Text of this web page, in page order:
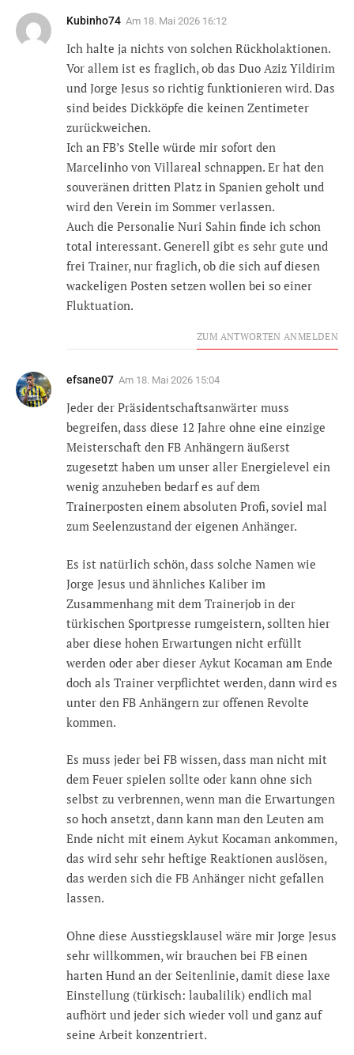
Kubinho74 Am 18. Mai 2026 16:12
Ich halte ja nichts von solchen Rückholaktionen.
Vor allem ist es fraglich, ob das Duo Aziz Yildirim
und Jorge Jesus so richtig funktionieren wird. Das
sind beides Dickköpfe die keinen Zentimeter
zurückweichen.
Ich an FB’s Stelle würde mir sofort den
Marcelinho von Villareal schnappen. Er hat den
souveränen dritten Platz in Spanien geholt und
wird den Verein im Sommer verlassen.
Auch die Personalie Nuri Sahin finde ich schon
total interessant. Generell gibt es sehr gute und
frei Trainer, nur fraglich, ob die sich auf diesen
wackeligen Posten setzen wollen bei so einer
Fluktuation.
ZUM ANTWORTEN ANMELDEN
efsane07 Am 18. Mai 2026 15:04
Jeder der Präsidentschaftsanwärter muss
begreifen, dass diese 12 Jahre ohne eine einzige
Meisterschaft den FB Anhängern äußerst
zugesetzt haben um unser aller Energielevel ein
wenig anzuheben bedarf es auf dem
Trainerposten einem absoluten Profi, soviel mal
zum Seelenzustand der eigenen Anhänger.
Es ist natürlich schön, dass solche Namen wie
Jorge Jesus und ähnliches Kaliber im
Zusammenhang mit dem Trainerjob in der
türkischen Sportpresse rumgeistern, sollten hier
aber diese hohen Erwartungen nicht erfüllt
werden oder aber dieser Aykut Kocaman am Ende
doch als Trainer verpflichtet werden, dann wird es
unter den FB Anhängern zur offenen Revolte
kommen.
Es muss jeder bei FB wissen, dass man nicht mit
dem Feuer spielen sollte oder kann ohne sich
selbst zu verbrennen, wenn man die Erwartungen
so hoch ansetzt, dann kann man den Leuten am
Ende nicht mit einem Aykut Kocaman ankommen,
das wird sehr sehr heftige Reaktionen auslösen,
das werden sich die FB Anhänger nicht gefallen
lassen.
Ohne diese Ausstiegsklausel wäre mir Jorge Jesus
sehr willkommen, wir brauchen bei FB einen
harten Hund an der Seitenlinie, damit diese laxe
Einstellung (türkisch: laubalilik) endlich mal
aufhört und jeder sich wieder voll und ganz auf
seine Arbeit konzentriert.